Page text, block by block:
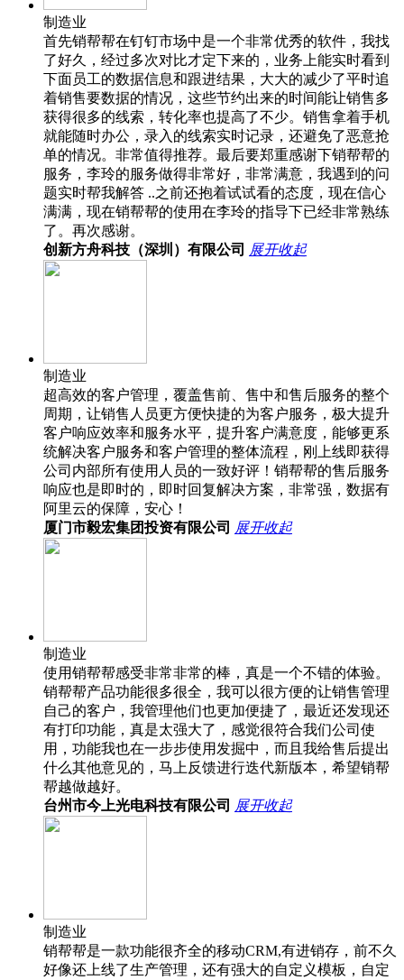
制造业
首先销帮帮在钉钉市场中是一个非常优秀的软件，我找
了好久，经过多次对比才定下来的，业务上能实时看到
下面员工的数据信息和跟进结果，大大的减少了平时追
着销售要数据的情况，这些节约出来的时间能让销售多
获得很多的线索，转化率也提高了不少。销售拿着手机
就能随时办公，录入的线索实时记录，还避免了恶意抢
单的情况。非常值得推荐。最后要郑重感谢下销帮帮的
服务，李玲的服务做得非常好，非常满意，我遇到的问
题实时帮我解答 ..之前还抱着试试看的态度，现在信心
满满，现在销帮帮的使用在李玲的指导下已经非常熟练
了。再次感谢。
创新方舟科技（深圳）有限公司 展开收起
制造业
超高效的客户管理，覆盖售前、售中和售后服务的整个
周期，让销售人员更方便快捷的为客户服务，极大提升
客户响应效率和服务水平，提升客户满意度，能够更系
统解决客户服务和客户管理的整体流程，刚上线即获得
公司内部所有使用人员的一致好评！销帮帮的售后服务
响应也是即时的，即时回复解决方案，非常强，数据有
阿里云的保障，安心！
厦门市毅宏集团投资有限公司 展开收起
制造业
使用销帮帮感受非常非常的棒，真是一个不错的体验。
销帮帮产品功能很多很全，我可以很方便的让销售管理
自己的客户，我管理他们也更加便捷了，最近还发现还
有打印功能，真是太强大了，感觉很符合我们公司使
用，功能我也在一步步使用发掘中，而且我给售后提出
什么其他意见的，马上反馈进行迭代新版本，希望销帮
帮越做越好。
台州市今上光电科技有限公司 展开收起
制造业
销帮帮是一款功能很齐全的移动CRM,有进销存，前不久
好像还上线了生产管理，还有强大的自定义模板，自定